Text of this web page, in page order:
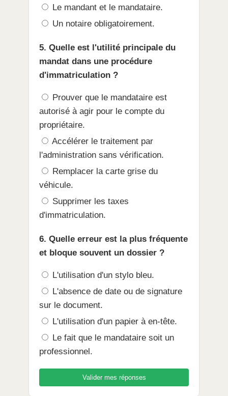
Le mandant et le mandataire.
Un notaire obligatoirement.
5. Quelle est l'utilité principale du
mandat dans une procédure
d'immatriculation ?
Prouver que le mandataire est
autorisé à agir pour le compte du
propriétaire.
Accélérer le traitement par
l'administration sans vérification.
Remplacer la carte grise du
véhicule.
Supprimer les taxes
d'immatriculation.
6. Quelle erreur est la plus fréquente
et bloque souvent un dossier ?
L'utilisation d'un stylo bleu.
L'absence de date ou de signature
sur le document.
L'utilisation d'un papier à en-tête.
Le fait que le mandataire soit un
professionnel.
Valider mes réponses